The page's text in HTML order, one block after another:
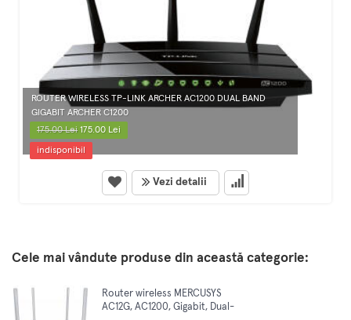
ROUTER WIRELESS TP-LINK ARCHER AC1200 DUAL BAND
GIGABIT ARCHER C1200
175.00 Lei175.00 Lei
indisponibil
Vezi detalii
Cele mai vândute produse din această categorie:
Router wireless MERCUSYS
AC12G, AC1200, Gigabit, Dual-